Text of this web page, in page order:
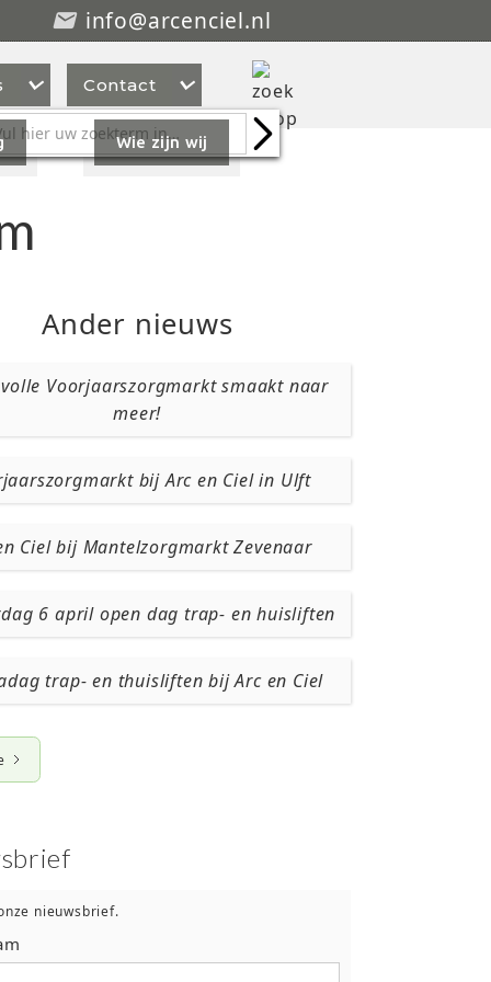
 info@arcenciel.nl
 Contact 
Wie zijn wij
Ander nieuws
Voorjaarszorgmarkt smaakt naar
meer!
bij Arc en Ciel in Ulft
Ciel bij Mantelzorgmarkt Zevenaar
6 april open dag trap- en huisliften
trap- en thuisliften bij Arc en Ciel
nieuwsbrief.